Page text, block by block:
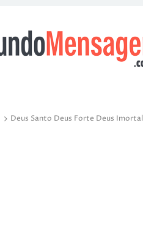
Deus Santo Deus Forte Deus Imortal